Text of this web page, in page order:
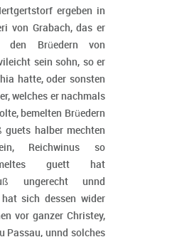
ergeben in
von Grabach, das er
den Brüedern von
sein sohn, so er
hatte, oder sonsten
welches er nachmals
bemelten Brüedern
guets halber mechten
Reichwinus so
guett hat
ungerecht unnd
sich dessen wider
vor ganzer Christey,
Passau, unnd solches